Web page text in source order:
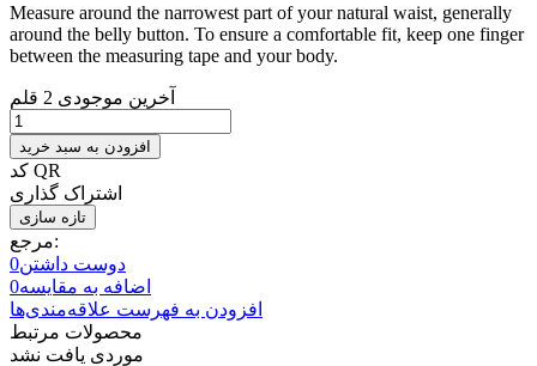
Measure around the narrowest part of your natural waist, generally
around the belly button. To ensure a comfortable fit, keep one finger
between the measuring tape and your body.
آخرین موجودی 2 قلم
افزودن به سبد خرید
کد QR
اشتراک گذاری
مرجع:
دوست داشتن0
اضافه به مقایسه0
افزودن به فهرست علاقه‌مندی‌ها
محصولات مرتبط
موردی یافت نشد